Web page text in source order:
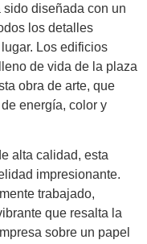
diseñada con un
los detalles
Los edificios
de vida de la plaza
obra de arte, que
energía, color y
alta calidad, esta
impresionante.
trabajado,
que resalta la
sobre un papel